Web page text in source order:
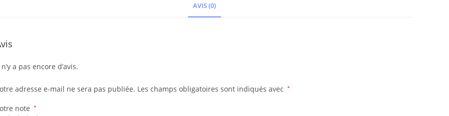
AVIS (0)
a pas encore d’avis.
adresse e-mail ne sera pas publiée. Les champs obligatoires sont indiqués avec *
note *